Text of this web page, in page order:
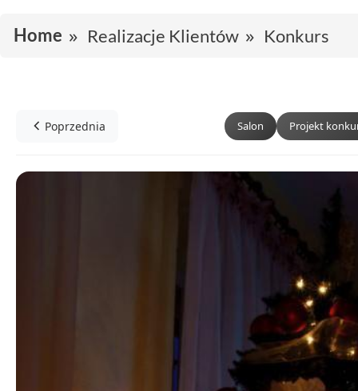
Home Realizacje Klientów Konkurs
Poprzednia Salon Projekt